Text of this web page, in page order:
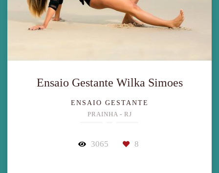
Ensaio Gestante Wilka Simoes
ENSAIO GESTANTE
PRAINHA - RJ
3065 8